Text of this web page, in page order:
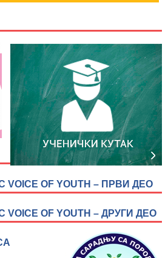
OF YOUTH – ПРВИ ДЕО
OF YOUTH – ДРУГИ ДЕО